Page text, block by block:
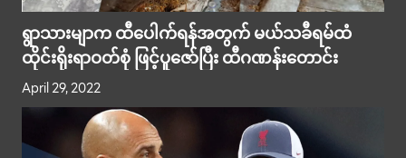
ရွာသားမျာက ထီပေါက်ရန်အတွက် မယ်သခီရမ်ထံ
ထိုင်းရိုးရာဝတ်စုံ ဖြင့်ပူဇော်ပြီး ထီဂဏန်းတောင်း
April 29, 2022